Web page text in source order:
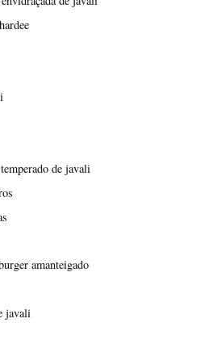
de javali
amanteigado
javali